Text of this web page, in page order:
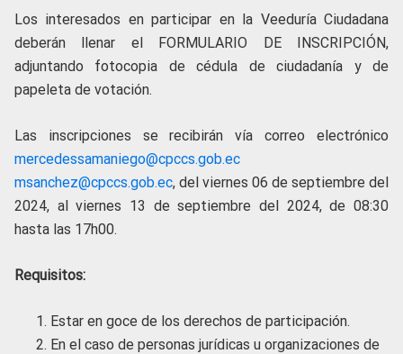
Los interesados en participar en la Veeduría Ciudadana
deberán llenar el FORMULARIO DE INSCRIPCIÓN,
adjuntando fotocopia de cédula de ciudadanía y de
papeleta de votación.
Las inscripciones se recibirán vía correo electrónico
mercedessamaniego@cpccs.gob.ec
msanchez@cpccs.gob.ec, del viernes 06 de septiembre del
2024, al viernes 13 de septiembre del 2024, de 08:30
hasta las 17h00.
Requisitos:
Estar en goce de los derechos de participación.
En el caso de personas jurídicas u organizaciones de